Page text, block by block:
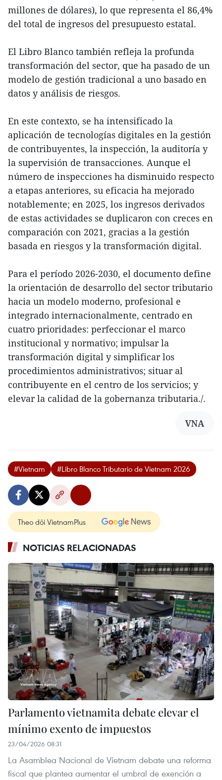
millones de dólares), lo que representa el 86,4%
del total de ingresos del presupuesto estatal.
El Libro Blanco también refleja la profunda
transformación del sector, que ha pasado de un
modelo de gestión tradicional a uno basado en
datos y análisis de riesgos.
En este contexto, se ha intensificado la
aplicación de tecnologías digitales en la gestión
de contribuyentes, la inspección, la auditoría y
la supervisión de transacciones. Aunque el
número de inspecciones ha disminuido respecto
a etapas anteriores, su eficacia ha mejorado
notablemente; en 2025, los ingresos derivados
de estas actividades se duplicaron con creces en
comparación con 2021, gracias a la gestión
basada en riesgos y la transformación digital.
Para el período 2026-2030, el documento define
la orientación de desarrollo del sector tributario
hacia un modelo moderno, profesional e
integrado internacionalmente, centrado en
cuatro prioridades: perfeccionar el marco
institucional y normativo; impulsar la
transformación digital y simplificar los
procedimientos administrativos; situar al
contribuyente en el centro de los servicios; y
elevar la calidad de la gobernanza tributaria./.
VNA
#Vietnam #Libro Blanco Tributario de Vietnam 2026
Theo dõi VietnamPlus
NOTICIAS RELACIONADAS
Parlamento vietnamita debate elevar el
mínimo exento de impuestos
23/04/2026 08:31
La Asamblea Nacional de Vietnam debate una reforma
fiscal que plantea aumentar el umbral de exención a